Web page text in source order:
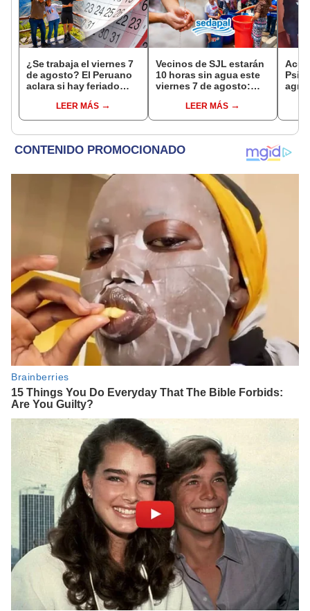
¿Se trabaja el viernes 7
de agosto? El Peruano
aclara si hay feriado
del 6 de agosto
LEER MÁS
Vecinos de SJL estarán
10 horas sin agua este
viernes 7 de agosto:
afectadas, según
Sedapal
LEER MÁS